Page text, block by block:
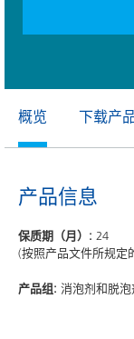
概览 下载产
产品信息
保质期（月）: 24
(按照产品文件所规定
产品组: 消泡剂和脱泡